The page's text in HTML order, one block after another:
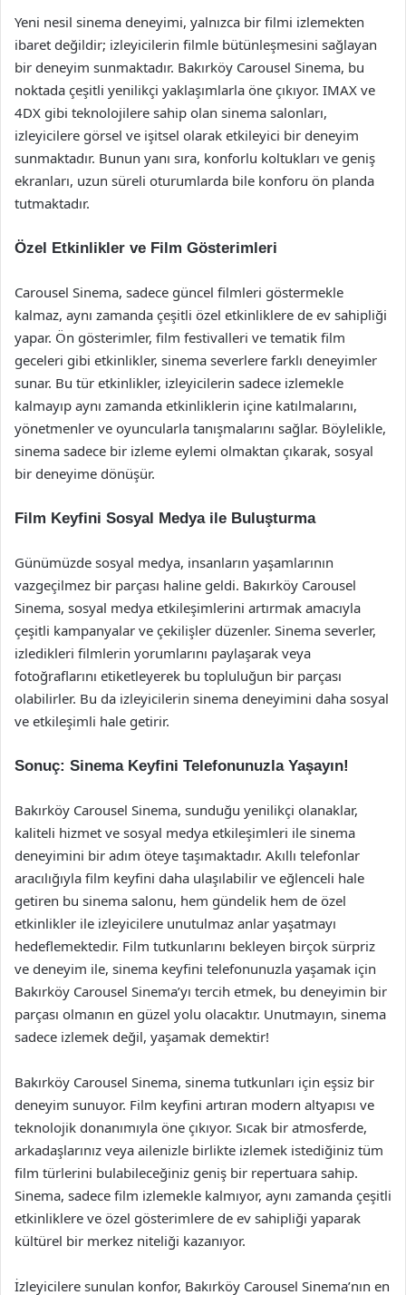
Yeni nesil sinema deneyimi, yalnızca bir filmi izlemekten
ibaret değildir; izleyicilerin filmle bütünleşmesini sağlayan
bir deneyim sunmaktadır. Bakırköy Carousel Sinema, bu
noktada çeşitli yenilikçi yaklaşımlarla öne çıkıyor. IMAX ve
4DX gibi teknolojilere sahip olan sinema salonları,
izleyicilere görsel ve işitsel olarak etkileyici bir deneyim
sunmaktadır. Bunun yanı sıra, konforlu koltukları ve geniş
ekranları, uzun süreli oturumlarda bile konforu ön planda
tutmaktadır.
Özel Etkinlikler ve Film Gösterimleri
Carousel Sinema, sadece güncel filmleri göstermekle
kalmaz, aynı zamanda çeşitli özel etkinliklere de ev sahipliği
yapar. Ön gösterimler, film festivalleri ve tematik film
geceleri gibi etkinlikler, sinema severlere farklı deneyimler
sunar. Bu tür etkinlikler, izleyicilerin sadece izlemekle
kalmayıp aynı zamanda etkinliklerin içine katılmalarını,
yönetmenler ve oyuncularla tanışmalarını sağlar. Böylelikle,
sinema sadece bir izleme eylemi olmaktan çıkarak, sosyal
bir deneyime dönüşür.
Film Keyfini Sosyal Medya ile Buluşturma
Günümüzde sosyal medya, insanların yaşamlarının
vazgeçilmez bir parçası haline geldi. Bakırköy Carousel
Sinema, sosyal medya etkileşimlerini artırmak amacıyla
çeşitli kampanyalar ve çekilişler düzenler. Sinema severler,
izledikleri filmlerin yorumlarını paylaşarak veya
fotoğraflarını etiketleyerek bu topluluğun bir parçası
olabilirler. Bu da izleyicilerin sinema deneyimini daha sosyal
ve etkileşimli hale getirir.
Sonuç: Sinema Keyfini Telefonunuzla Yaşayın!
Bakırköy Carousel Sinema, sunduğu yenilikçi olanaklar,
kaliteli hizmet ve sosyal medya etkileşimleri ile sinema
deneyimini bir adım öteye taşımaktadır. Akıllı telefonlar
aracılığıyla film keyfini daha ulaşılabilir ve eğlenceli hale
getiren bu sinema salonu, hem gündelik hem de özel
etkinlikler ile izleyicilere unutulmaz anlar yaşatmayı
hedeflemektedir. Film tutkunlarını bekleyen birçok sürpriz
ve deneyim ile, sinema keyfini telefonunuzla yaşamak için
Bakırköy Carousel Sinema’yı tercih etmek, bu deneyimin bir
parçası olmanın en güzel yolu olacaktır. Unutmayın, sinema
sadece izlemek değil, yaşamak demektir!
Bakırköy Carousel Sinema, sinema tutkunları için eşsiz bir
deneyim sunuyor. Film keyfini artıran modern altyapısı ve
teknolojik donanımıyla öne çıkıyor. Sıcak bir atmosferde,
arkadaşlarınız veya ailenizle birlikte izlemek istediğiniz tüm
film türlerini bulabileceğiniz geniş bir repertuara sahip.
Sinema, sadece film izlemekle kalmıyor, aynı zamanda çeşitli
etkinliklere ve özel gösterimlere de ev sahipliği yaparak
kültürel bir merkez niteliği kazanıyor.
İzleyicilere sunulan konfor, Bakırköy Carousel Sinema’nın en